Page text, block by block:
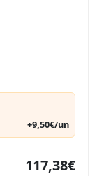
+9,50€/un
117,38€